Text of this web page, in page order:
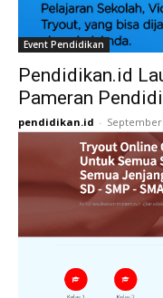
Event Pendidikan
Pendidikan.id
Pameran
pendidikan.id - September